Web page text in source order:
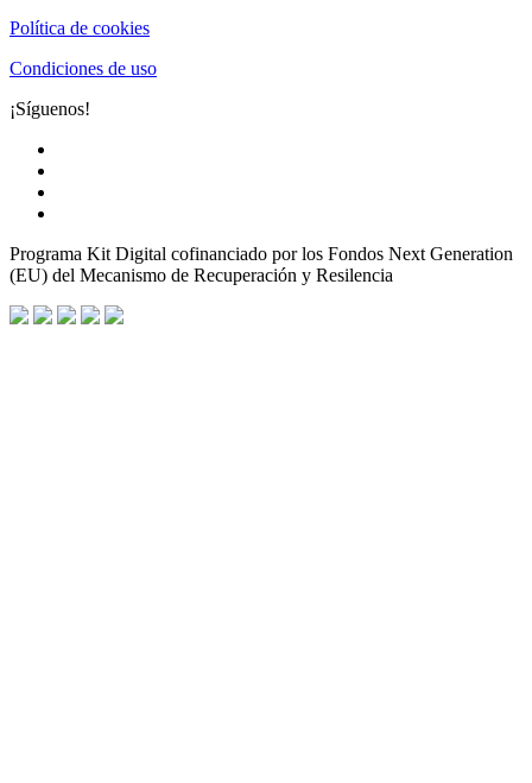
Política de cookies
Condiciones de uso
¡Síguenos!
Programa Kit Digital cofinanciado por los Fondos Next Generation
(EU) del Mecanismo de Recuperación y Resilencia